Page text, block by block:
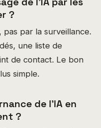
?
par la surveillance.
une liste de
de contact. Le bon
simple.
de l'IA en
?